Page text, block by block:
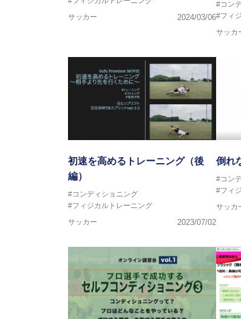
サッカー
2024/03/06
#コン
#フィ
サッカ
初速を高めるトレーニング（後
編）
#コンディショニング
#フィジカルトレーニング
サッカー
2023/07/02
倒れ
#コン
#フィ
サッカ